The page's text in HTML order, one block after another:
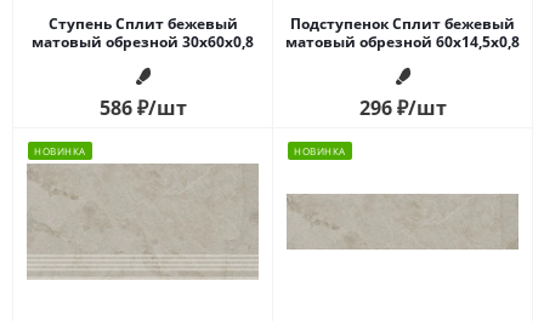
Ступень Сплит бежевый
матовый обрезной 30x60x0,8
586₽/шт
Подступенок Сплит бежевый
матовый обрезной 60x14,5x0,8
296₽/шт
НОВИНКА НОВИНКА